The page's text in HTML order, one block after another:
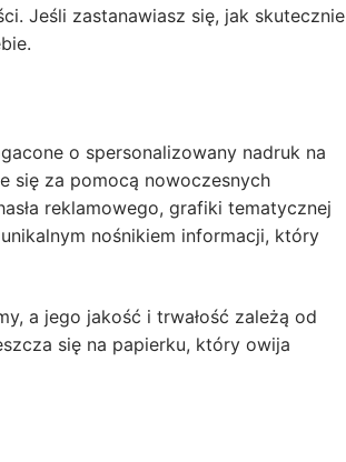
Jeśli zastanawiasz się, jak skutecznie
o spersonalizowany nadruk na
się za pomocą nowoczesnych
reklamowego, grafiki tematycznej
nośnikiem informacji, który
a jego jakość i trwałość zależą od
się na papierku, który owija